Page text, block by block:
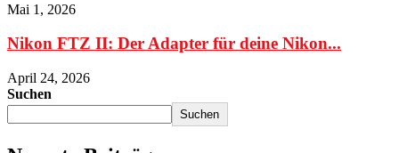
Mai 1, 2026
Nikon FTZ II: Der Adapter für deine Nikon...
April 24, 2026
Suchen
Suchen